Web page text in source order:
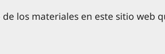
los materiales en este sitio web